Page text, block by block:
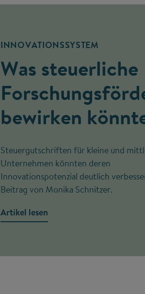
INNOVATIONSSYSTEM
Was steuerliche
bewirken
Steuergutschriften für kleine und
Unternehmen könnten deren
Innovationspotenzial deutlich
Beitrag von Monika Schnitzer.
Artikel lesen